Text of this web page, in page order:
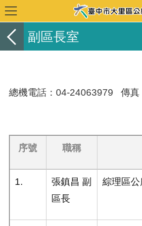
副區長室
總機電話：04-24063979 傳真
序號 職稱
1.
張鎮昌 副
區長
綜理區公